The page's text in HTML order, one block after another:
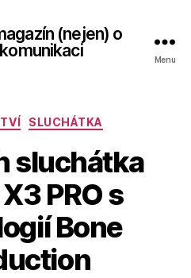
(nejen) o
Menu
Rubriky
SLUCHÁTKA
sluchátka
PRO s
Bone